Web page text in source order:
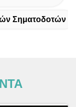
Σηματοδοτών